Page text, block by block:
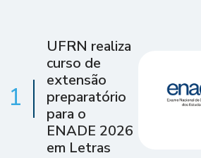
1
UFRN realiza
curso de
extensão
preparatório
para o
ENADE 2026
em Letras